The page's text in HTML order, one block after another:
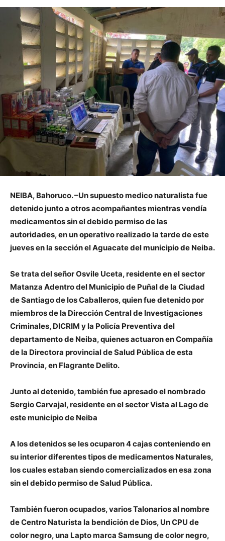
NEIBA, Bahoruco. –Un supuesto medico naturalista fue
detenido junto a otros acompañantes mientras vendía
medicamentos sin el debido permiso de las
autoridades, en un operativo realizado la tarde de este
jueves en la sección el Aguacate del municipio de Neiba.
Se trata del señor Osvile Uceta, residente en el sector
Matanza Adentro del Municipio de Puñal de la Ciudad
de Santiago de los Caballeros, quien fue detenido por
miembros de la Dirección Central de Investigaciones
Criminales, DICRIM y la Policía Preventiva del
departamento de Neiba, quienes actuaron en Compañía
de la Directora provincial de Salud Pública de esta
Provincia, en Flagrante Delito.
Junto al detenido, también fue apresado el nombrado
Sergio Carvajal, residente en el sector Vista al Lago de
este municipio de Neiba
A los detenidos se les ocuparon 4 cajas conteniendo en
su interior diferentes tipos de medicamentos Naturales,
los cuales estaban siendo comercializados en esa zona
sin el debido permiso de Salud Pública.
También fueron ocupados, varios Talonarios al nombre
de Centro Naturista la bendición de Dios, Un CPU de
color negro, una Lapto marca Samsung de color negro,